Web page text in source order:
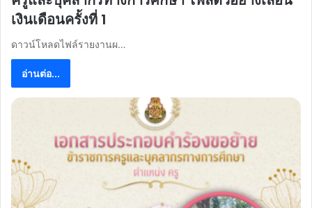
เงินเดือนครั้งที่ 1
ดาวน์โหลดไฟล์รายงานผ…
อ่านต่อ...